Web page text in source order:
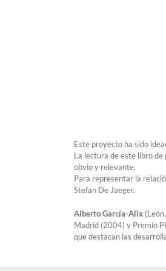
Este proyecto ha sido
La lectura de este libro
obvio y relevante.
Para representar la
Stefan De Jaeger.
Alberto García-Alix
Madrid (2004) y Premio
que destacan las